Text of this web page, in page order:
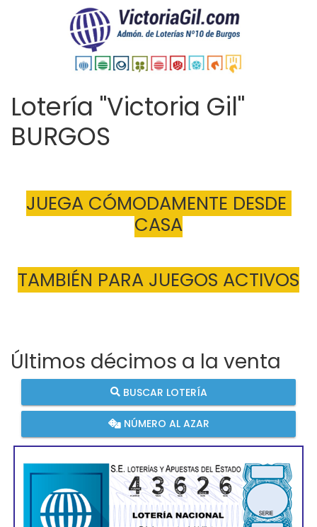
Lotería "Victoria Gil"
BURGOS
JUEGA CÓMODAMENTE DESDE
CASA
TAMBIÉN PARA JUEGOS ACTIVOS
Últimos décimos a la venta
BUSCAR LOTERÍA
NÚMERO AL AZAR